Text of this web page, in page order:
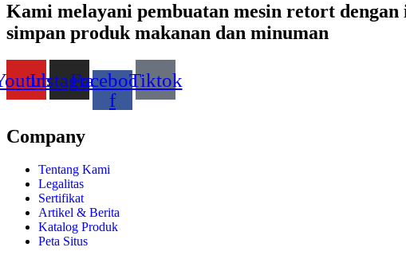
Kami melayani pembuatan mesin retort
simpan produk makanan dan minuman
InstagramFacebook-
f
Tiktok
Company
Tentang Kami
Legalitas
Sertifikat
Artikel & Berita
Katalog Produk
Peta Situs